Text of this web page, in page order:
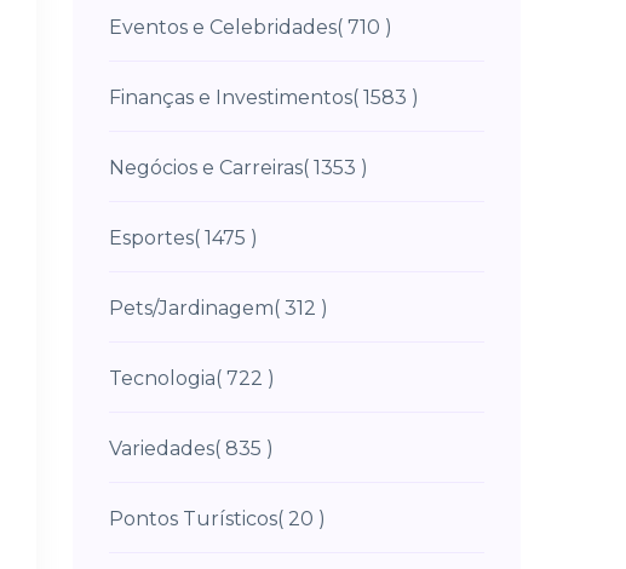
Eventos e Celebridades( 710 )
Finanças e Investimentos( 1583 )
Negócios e Carreiras( 1353 )
Esportes( 1475 )
Pets/Jardinagem( 312 )
Tecnologia( 722 )
Variedades( 835 )
Pontos Turísticos( 20 )